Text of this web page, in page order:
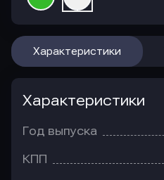
Характеристики
Характеристики
Год выпуска
КПП